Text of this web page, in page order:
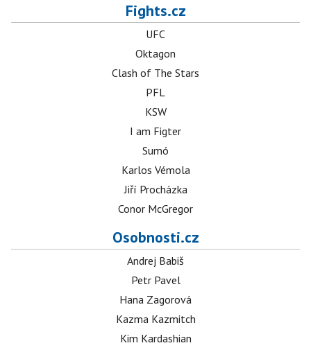
Fights.cz
UFC
Oktagon
Clash of The Stars
PFL
KSW
I am Figter
Sumó
Karlos Vémola
Jiří Procházka
Conor McGregor
Osobnosti.cz
Andrej Babiš
Petr Pavel
Hana Zagorová
Kazma Kazmitch
Kim Kardashian